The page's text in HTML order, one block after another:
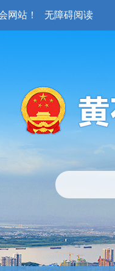
网站！ 无障碍阅读